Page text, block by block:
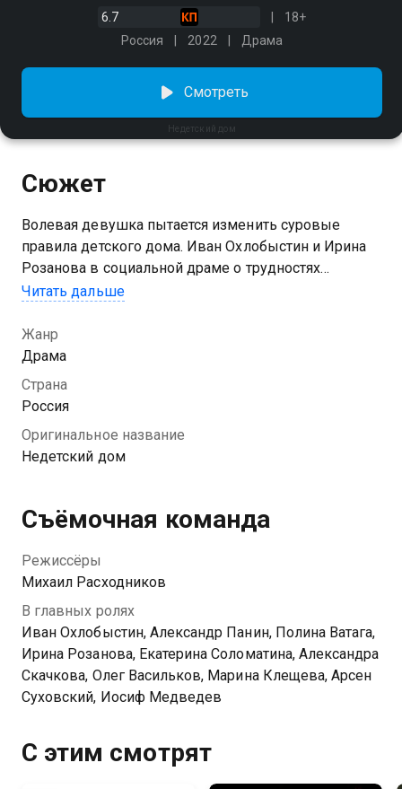
6.7
18+
Россия
2022 Драма
Недетский дом
Смотреть
Сюжет
Волевая девушка пытается изменить суровые
правила детского дома. Иван Охлобыстин и Ирина
Розанова в социальной драме о трудностях
взросления без родительской любви. В один из
директора Андрея Муста, который пытается
бороться с беспределом и вводит суровые правила.
В это же время в учреждении появляется
воспитанница по имени Инна. Юная девушка
внести немного любви и понимания в и без того
тяжелую жизнь обитателей приюта.
Читать дальше
Жанр
Драма
Страна
Россия
Оригинальное название
Недетский дом
Съёмочная команда
Режиссёры
Михаил Расходников
В главных ролях
Иван Охлобыстин, Александр Панин, Полина Ватага,
Ирина Розанова, Екатерина Соломатина, Александра
Скачкова, Олег Васильков, Марина Клещева, Арсен
Суховский, Иосиф Медведев
С этим смотрят